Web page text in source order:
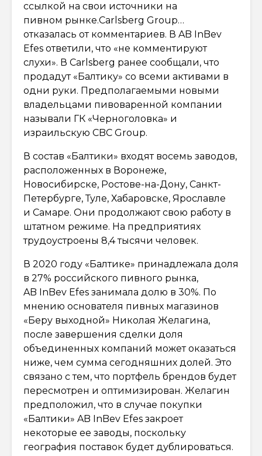
ссылкой на свои источники на
пивном рынке.Carlsberg Group…
отказалась от комментариев. В AB InBev
Efes ответили, что «не комментируют
слухи». В Carlsberg ранее сообщали, что
продадут «Балтику» со всеми активами в
одни руки. Предполагаемыми новыми
владельцами пивоваренной компании
называли ГК «Черноголовка» и
израильскую CBC Group.
В состав «Балтики» входят восемь заводов,
расположенных в Воронеже,
Новосибирске, Ростове-на-Дону, Санкт-
Петербурге, Туле, Хабаровске, Ярославле
и Самаре. Они продолжают свою работу в
штатном режиме. На предприятиях
трудоустроены 8,4 тысячи человек.
В 2020 году «Балтике» принадлежала доля
в 27% российского пивного рынка,
AB InBev Efes занимала долю в 30%. По
мнению основателя пивных магазинов
«Беру выходной» Николая Желагина,
после завершения сделки доля
объединенных компаний может оказаться
ниже, чем сумма сегодняшних долей. Это
связано с тем, что портфель брендов будет
пересмотрен и оптимизирован. Желагин
предположил, что в случае покупки
«Балтики» AB InBev Efes закроет
некоторые ее заводы, поскольку
география поставок будет дублироваться.